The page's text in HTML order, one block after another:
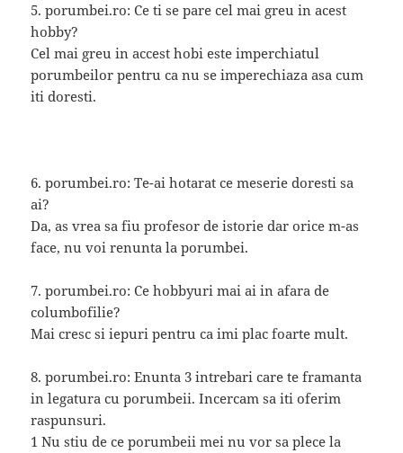
5. porumbei.ro: Ce ti se pare cel mai greu in acest
hobby?
Cel mai greu in accest hobi este imperchiatul
porumbeilor pentru ca nu se imperechiaza asa cum
iti doresti.
6. porumbei.ro: Te-ai hotarat ce meserie doresti sa
ai?
Da, as vrea sa fiu profesor de istorie dar orice m-as
face, nu voi renunta la porumbei.
7. porumbei.ro: Ce hobbyuri mai ai in afara de
columbofilie?
Mai cresc si iepuri pentru ca imi plac foarte mult.
8. porumbei.ro: Enunta 3 intrebari care te framanta
in legatura cu porumbeii. Incercam sa iti oferim
raspunsuri.
1 Nu stiu de ce porumbeii mei nu vor sa plece la